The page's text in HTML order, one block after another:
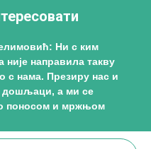
Ни с ким
није направила такву
с нама. Презиру нас и
дошљаци, а ми се
поносом и мржњом